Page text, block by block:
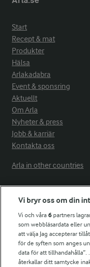
Start
Recept & mat
Produkter
Hälsa
Arlakadabra
Event & sponsring
Aktuellt
Om Arla
Nyheter & press
Jobb & karriär
Kontakta oss
Arla in other countries
Fler Arlasajter
För ägare
Arlas kundportal
Arla.com
Falbygdens Ost
Vi bryr oss om din
Vi och våra6 partners
som webbläsardata eller
att välja Jag accepterar
för de syften som anges
data för att tillhandahålla”.
återkallar ditt samtycke